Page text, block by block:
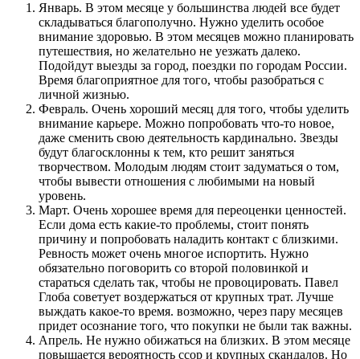
Январь. В этом месяце у большинства людей все будет
складываться благополучно. Нужно уделить особое
внимание здоровью. В этом месяцев можно планировать
путешествия, но желательно не уезжать далеко.
Подойдут выезды за город, поездки по городам России.
Время благоприятное для того, чтобы разобраться с
личной жизнью.
Февраль. Очень хороший месяц для того, чтобы уделить
внимание карьере. Можно попробовать что-то новое,
даже сменить свою деятельность кардинально. Звезды
будут благосклонны к тем, кто решит заняться
творчеством. Молодым людям стоит задуматься о том,
чтобы вывести отношения с любимыми на новый
уровень.
Март. Очень хорошее время для переоценки ценностей.
Если дома есть какие-то проблемы, стоит понять
причину и попробовать наладить контакт с близкими.
Ревность может очень многое испортить. Нужно
обязательно поговорить со второй половинкой и
стараться сделать так, чтобы не провоцировать. Павел
Глоба советует воздержаться от крупных трат. Лучше
выждать какое-то время. возможно, через пару месяцев
придет осознание того, что покупки не были так важны.
Апрель. Не нужно обижаться на близких. В этом месяце
повышается вероятность ссор и крупных скандалов. Но